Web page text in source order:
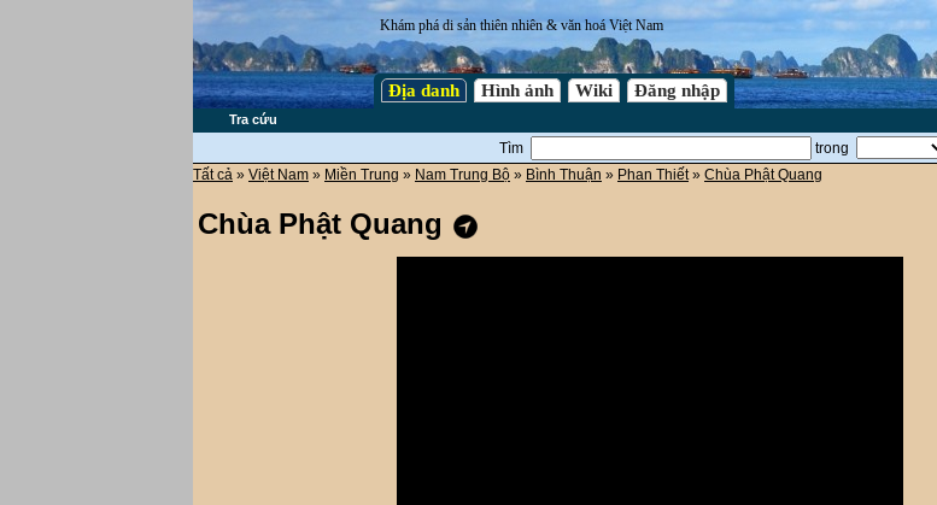
Khám phá di sản thiên nhiên & văn hoá Việt Nam
Địa danh Hình ảnh Wiki Đăng nhập
Tra cứu
Tìm trong
Tất cả » Việt Nam » Miền Trung » Nam Trung Bộ » Bình Thuận » Phan Thiết» Chùa Phật Quang
Chùa Phật Quang